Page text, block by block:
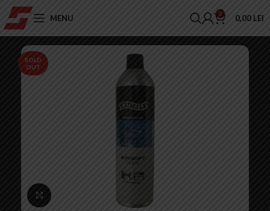
MENU 0 0,00 LEI
SOLD
OUT